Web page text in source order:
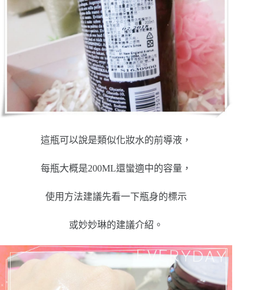
這瓶可以說是類似化妝水的前導液，
每瓶大概是200ML還蠻適中的容量，
使用方法建議先看一下瓶身的標示
或妙妙琳的建議介紹。